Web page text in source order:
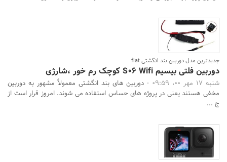
جدیدترین مدل دوربین بند انگشتی flat
دوربین فلتی بیسیم S06 Wifi کوچک رم خور ،شارژی
شنبه 17 مهر 00، 09:59 -
دوربین های بند انگشتی معمولاً مشهور به دوربین
مخفی هستند یعنی در پروژه های حساس استفاده می شوند. امروز قرار است از
ج ...